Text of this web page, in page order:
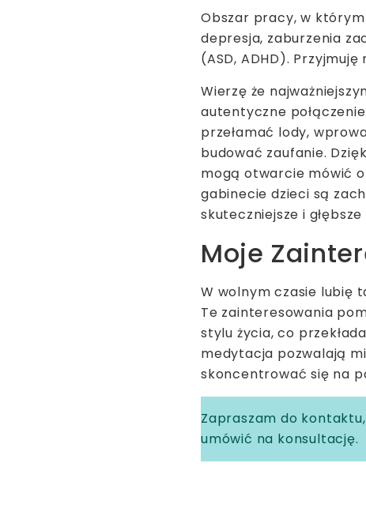
Obszar pracy, w
depresja, zaburzenia
(ASD, ADHD). Przyjmuję
Wierzę że
autentyczne
przełamać lody,
budować zaufanie.
mogą otwarcie mówić
gabinecie dzieci są
skuteczniejsze i
Moje
W wolnym czasie lubię
Te zainteresowania
stylu życia, co
medytacja pozwalają
skoncentrować się na
Zapraszam do
umówić na konsultację.